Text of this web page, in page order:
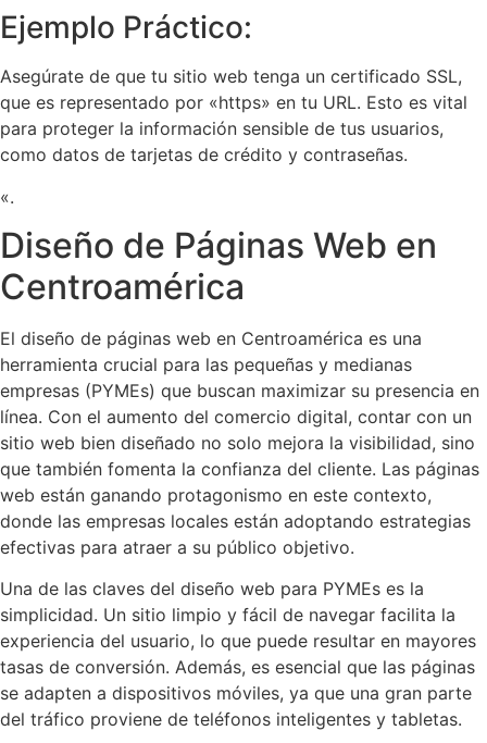
Ejemplo Práctico:
Asegúrate de que tu sitio web tenga un certificado SSL,
que es representado por «https» en tu URL. Esto es vital
para proteger la información sensible de tus usuarios,
como datos de tarjetas de crédito y contraseñas.
«.
Diseño de Páginas Web en
Centroamérica
El diseño de páginas web en Centroamérica es una
herramienta crucial para las pequeñas y medianas
empresas (PYMEs) que buscan maximizar su presencia en
línea. Con el aumento del comercio digital, contar con un
sitio web bien diseñado no solo mejora la visibilidad, sino
que también fomenta la confianza del cliente. Las páginas
web están ganando protagonismo en este contexto,
donde las empresas locales están adoptando estrategias
efectivas para atraer a su público objetivo.
Una de las claves del diseño web para PYMEs es la
simplicidad. Un sitio limpio y fácil de navegar facilita la
experiencia del usuario, lo que puede resultar en mayores
tasas de conversión. Además, es esencial que las páginas
se adapten a dispositivos móviles, ya que una gran parte
del tráfico proviene de teléfonos inteligentes y tabletas.